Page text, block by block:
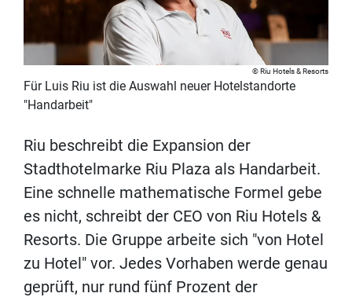
Riu Hotels & Resorts
Für Luis Riu ist die Auswahl neuer Hotelstandorte
"Handarbeit"
Riu beschreibt die Expansion der
Stadthotelmarke Riu Plaza als Handarbeit.
Eine schnelle mathematische Formel gebe
es nicht, schreibt der CEO von Riu Hotels &
Resorts. Die Gruppe arbeite sich "von Hotel
zu Hotel" vor. Jedes Vorhaben werde genau
geprüft, nur rund fünf Prozent der